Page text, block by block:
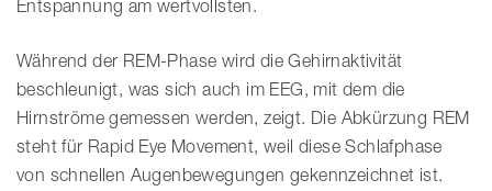
Entspannung am wertvollsten.
Während der REM-Phase wird die Gehirnaktivität
beschleunigt, was sich auch im EEG, mit dem die
Hirnströme gemessen werden, zeigt. Die Abkürzung REM
steht für Rapid Eye Movement, weil diese Schlafphase
von schnellen Augenbewegungen gekennzeichnet ist.